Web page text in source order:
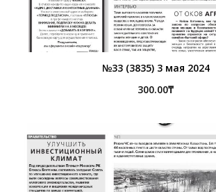
№33 (3835) 3 мая 2024
300.00₸